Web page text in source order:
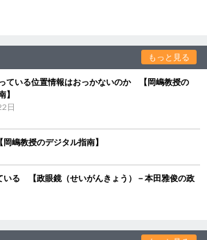
もっと見る
ている位置情報はおっかないのか 【岡嶋教授の
】
日
嶋教授のデジタル指南】
いる 【政眼鏡（せいがんきょう）－本田雅俊の政